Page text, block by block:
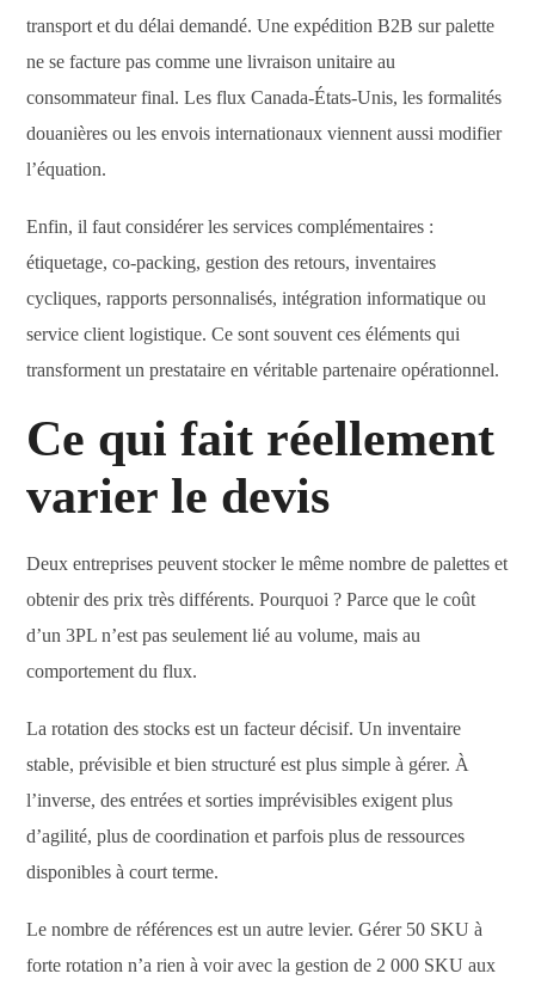
transport et du délai demandé. Une expédition B2B sur palette
ne se facture pas comme une livraison unitaire au
consommateur final. Les flux Canada-États-Unis, les formalités
douanières ou les envois internationaux viennent aussi modifier
l’équation.
Enfin, il faut considérer les services complémentaires :
étiquetage, co-packing, gestion des retours, inventaires
cycliques, rapports personnalisés, intégration informatique ou
service client logistique. Ce sont souvent ces éléments qui
transforment un prestataire en véritable partenaire opérationnel.
Ce qui fait réellement
varier le devis
Deux entreprises peuvent stocker le même nombre de palettes et
obtenir des prix très différents. Pourquoi ? Parce que le coût
d’un 3PL n’est pas seulement lié au volume, mais au
comportement du flux.
La rotation des stocks est un facteur décisif. Un inventaire
stable, prévisible et bien structuré est plus simple à gérer. À
l’inverse, des entrées et sorties imprévisibles exigent plus
d’agilité, plus de coordination et parfois plus de ressources
disponibles à court terme.
Le nombre de références est un autre levier. Gérer 50 SKU à
forte rotation n’a rien à voir avec la gestion de 2 000 SKU aux